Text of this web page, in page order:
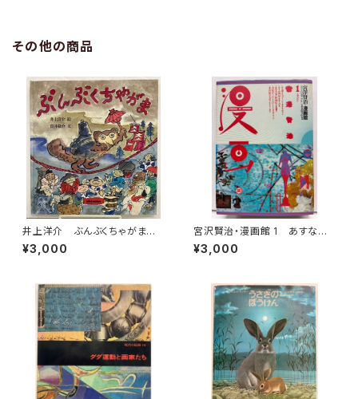
その他の商品
井上洋介 ぶんぶくちゃがま
筒井敬介 1987年 初版 ミ
キハウス
¥3,000
宮沢賢治・漫画館 1 あすなひ
ろし 水木しげる 永島慎二 スズ
キコージ たむらしげる 1985
¥3,000